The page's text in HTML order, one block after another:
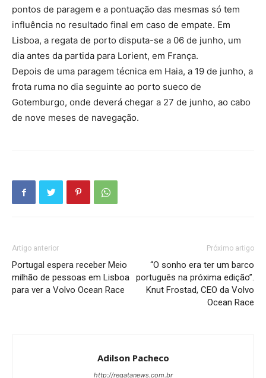
pontos de paragem e a pontuação das mesmas só tem
influência no resultado final em caso de empate. Em
Lisboa, a regata de porto disputa-se a 06 de junho, um
dia antes da partida para Lorient, em França.
Depois de uma paragem técnica em Haia, a 19 de junho, a
frota ruma no dia seguinte ao porto sueco de
Gotemburgo, onde deverá chegar a 27 de junho, ao cabo
de nove meses de navegação.
Artigo anterior
Portugal espera receber Meio
milhão de pessoas em Lisboa
para ver a Volvo Ocean Race
Próximo artigo
“O sonho era ter um barco
português na próxima edição”.
Knut Frostad, CEO da Volvo
Ocean Race
Adilson Pacheco
http://regatanews.com.br